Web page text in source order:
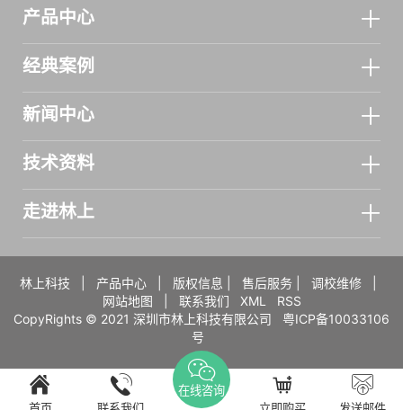
产品中心
经典案例
新闻中心
技术资料
走进林上
林上科技 产品中心| 版权信息 售后服务| 调校维修|
网站地图
联系我们 XML
RSS
CopyRights © 2021 深圳市林上科技有限公司 粤ICP备10033106
号
在线咨询